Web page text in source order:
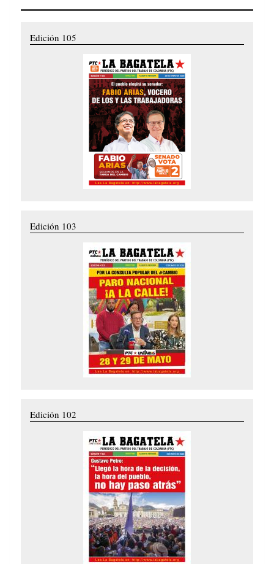
Edición 105
Edición 103
Edición 102